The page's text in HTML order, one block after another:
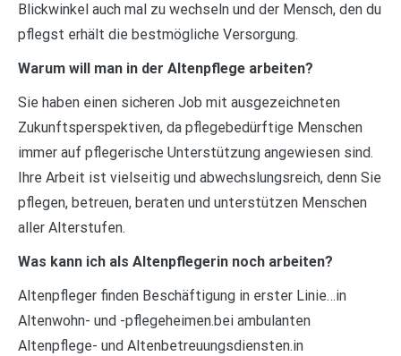
Blickwinkel auch mal zu wechseln und der Mensch, den du
pflegst erhält die bestmögliche Versorgung.
Warum will man in der Altenpflege arbeiten?
Sie haben einen sicheren Job mit ausgezeichneten
Zukunftsperspektiven, da pflegebedürftige Menschen
immer auf pflegerische Unterstützung angewiesen sind.
Ihre Arbeit ist vielseitig und abwechslungsreich, denn Sie
pflegen, betreuen, beraten und unterstützen Menschen
aller Alterstufen.
Was kann ich als Altenpflegerin noch arbeiten?
Altenpfleger finden Beschäftigung in erster Linie…in
Altenwohn- und -pflegeheimen.bei ambulanten
Altenpflege- und Altenbetreuungsdiensten.in